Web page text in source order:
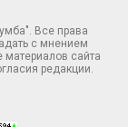
Все права
с мнением
материалов сайта
редакции.